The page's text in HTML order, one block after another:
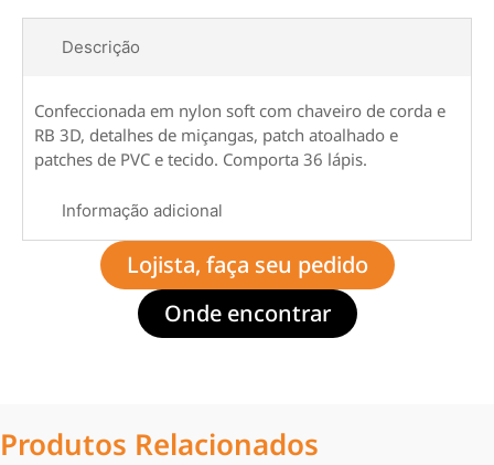
Descrição
Informação adicional
Confeccionada em nylon soft com chaveiro de corda e
RB 3D, detalhes de miçangas, patch atoalhado e
patches de PVC e tecido. Comporta 36 lápis.
Lojista, faça seu pedido
Onde encontrar
Produtos Relacionados